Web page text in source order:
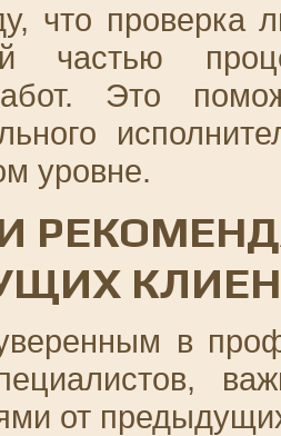
что проверка
частью
Это
уровне.
в
от